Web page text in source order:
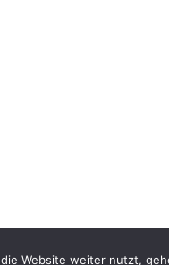
Website weiter nutzt,